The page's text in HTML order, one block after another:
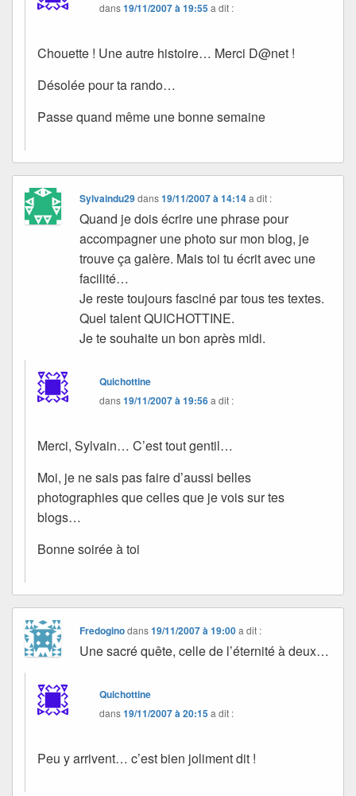
dans19/11/2007 à 19:55a dit :
Chouette ! Une autre histoire… Merci D@net !
Désolée pour ta rando…
Passe quand même une bonne semaine
Sylvaindu29dans19/11/2007 à 14:14 a dit :
Quand je dois écrire une phrase pour
accompagner une photo sur mon blog, je
trouve ça galère. Mais toi tu écrit avec une
facilité…
Je reste toujours fasciné par tous tes textes.
Quel talent QUICHOTTINE.
Je te souhaite un bon après midi.
Quichottine
dans19/11/2007 à 19:56a dit :
Merci, Sylvain… C’est tout gentil…
Moi, je ne sais pas faire d’aussi belles
photographies que celles que je vois sur tes
blogs…
Bonne soirée à toi
Fredoginodans19/11/2007 à 19:00 a dit :
Une sacré quête, celle de l’éternité à deux…
Quichottine
dans19/11/2007 à 20:15a dit :
Peu y arrivent… c’est bien joliment dit !